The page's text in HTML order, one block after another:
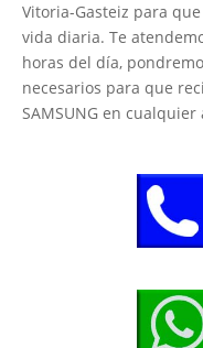
Vitoria-Gasteiz para
vida diaria. Te
horas del día,
necesarios para que
SAMSUNG en